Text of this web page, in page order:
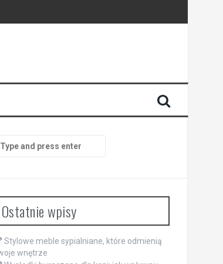
Ostatnie wpisy
Stylowe meble sypialniane, które odmienią
wnętrze